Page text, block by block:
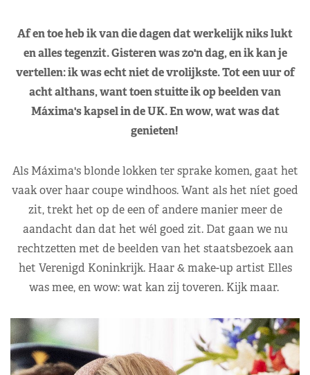
Af en toe heb ik van die dagen dat werkelijk niks lukt
en alles tegenzit. Gisteren was zo'n dag, en ik kan je
vertellen: ik was echt niet de vrolijkste. Tot een uur of
acht althans, want toen stuitte ik op beelden van
Máxima's kapsel in de UK. En wow, wat was dat
genieten!
Als Máxima's blonde lokken ter sprake komen, gaat het
vaak over haar coupe windhoos. Want als het níet goed
zit, trekt het op de een of andere manier meer de
aandacht dan dat het wél goed zit. Dat gaan we nu
rechtzetten met de beelden van het staatsbezoek aan
het Verenigd Koninkrijk. Haar & make-up artist Elles
was mee, en wow: wat kan zij toveren. Kijk maar.